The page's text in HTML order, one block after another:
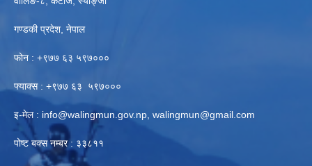
गण्डकी प्रदेश, नेपाल
फोन : +९७७ ६३ ५९७०००
फ्याक्स : +९७७ ६३ ५९७०००
इ-मेल : info@walingmun.gov.np walingmun@gmail.com
पोष्ट बक्स नम्बर : ३३८११